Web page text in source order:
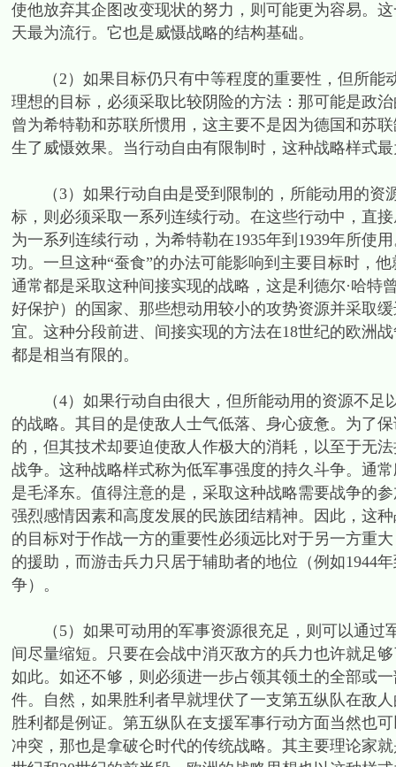
使他放弃其企图改变现状的努力，则可能更为容易。
天最为流行。它也是威慑战略的结构基础。
（2）如果目标仍只有中等程度的重要性，但所能
理想的目标，必须采取比较阴险的方法：那可能是政
曾为希特勒和苏联所惯用，这主要不是因为德国和苏
生了威慑效果。当行动自由有限制时，这种战略样式
（3）如果行动自由是受到限制的，所能动用的资
标，则必须采取一系列连续行动。在这些行动中，直
为一系列连续行动，为希特勒在1935年到1939年所使
功。一旦这种“蚕食”的办法可能影响到主要目标时，
通常都是采取这种间接实现的战略，这是利德尔·哈
好保护）的国家、那些想动用较小的攻势资源并采取
宜。这种分段前进、间接实现的方法在18世纪的欧洲
都是相当有限的。
（4）如果行动自由很大，但所能动用的资源不足
的战略。其目的是使敌人士气低落、身心疲惫。为了
的，但其技术却要迫使敌人作极大的消耗，以至于无
战争。这种战略样式称为低军事强度的持久斗争。通
是毛泽东。值得注意的是，采取这种战略需要战争的
强烈感情因素和高度发展的民族团结精神。因此，这
的目标对于作战一方的重要性必须远比对于另一方重
的援助，而游击兵力只居于辅助者的地位（例如1944
争）。
（5）如果可动用的军事资源很充足，则可以通过
间尽量缩短。只要在会战中消灭敌方的兵力也许就足
如此。如还不够，则必须进一步占领其领土的全部或
件。自然，如果胜利者早就埋伏了一支第五纵队在敌
胜利都是例证。第五纵队在支援军事行动方面当然也
冲突，那也是拿破仑时代的传统战略。其主要理论家